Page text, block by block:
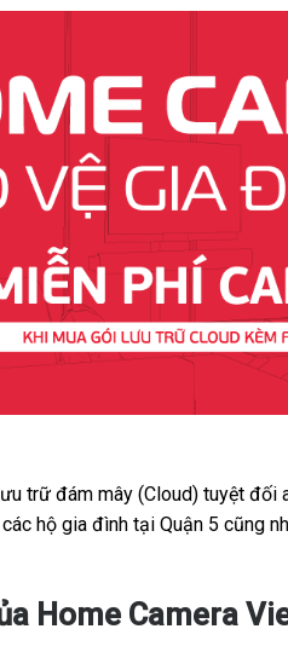
trữ đám mây (Cloud) tuyệt
hộ gia đình tại Quận 5 cũng
Home Camera